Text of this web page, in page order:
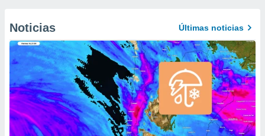
Noticias Últimas noticias